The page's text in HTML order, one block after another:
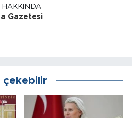
HAKKINDA
Gazetesi
çekebilir